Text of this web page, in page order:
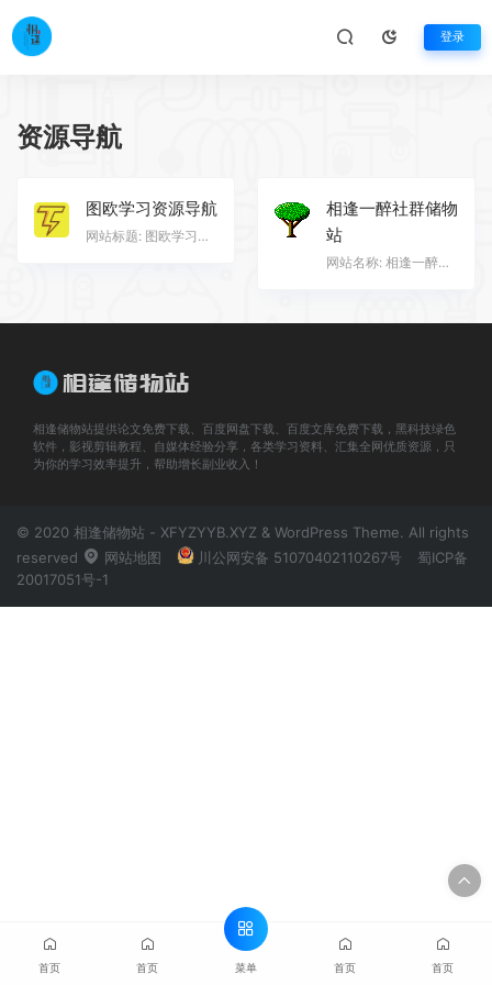
登录
资源导航
图欧学习资源导航
网站标题: 图欧学习资源导航 网站地址: tuostudy.upnb.top 网站类别: 资源导航 网站描述: 上万款学习生活…
相逢一醉社群储物
站
网站名称: 相逢一醉社群储物站 网站地址: http://xfyzyyb.ysepan.com/ 网站类别: 资源导航 网站描述: 社群…
相逢储物站提供论文免费下载、百度网盘下载、百度文库免费下载，黑科技绿色
软件，影视剪辑教程、自媒体经验分享，各类学习资料、汇集全网优质资源，只
为你的学习效率提升，帮助增长副业收入！
© 2020 相逢储物站 - XFYZYYB.XYZ & WordPress Theme. All rights
reserved
网站地图 川公网安备 51070402110267号
蜀ICP备
20017051号-1
首页 首页 菜单 首页 首页